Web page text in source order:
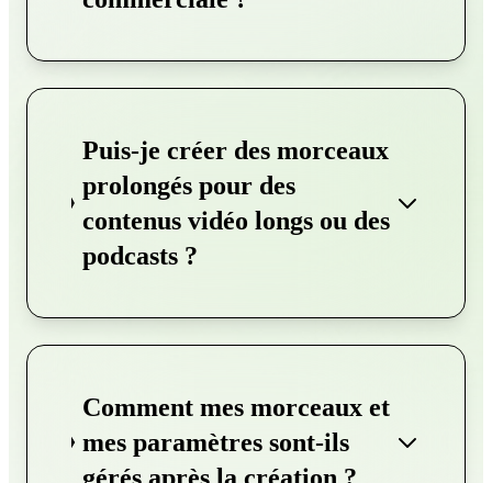
Puis-je créer des morceaux
prolongés pour des
contenus vidéo longs ou des
podcasts ?
Comment mes morceaux et
mes paramètres sont-ils